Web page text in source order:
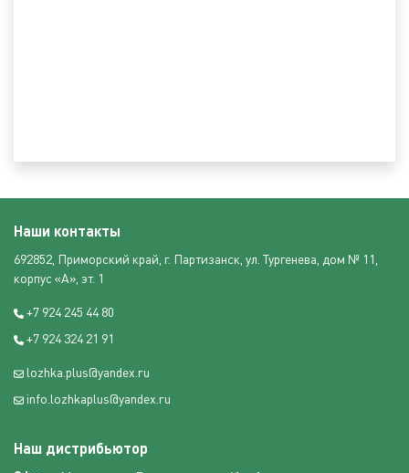
Наши контакты
692852, Приморский край, г. Партизанск, ул. Тургенева, дом № 11,
корпус «А», эт. 1
+7 924 245 44 80
+7 924 324 21 91
lozhka.plus@yandex.ru
info.lozhkaplus@yandex.ru
Наш дистрибьютор